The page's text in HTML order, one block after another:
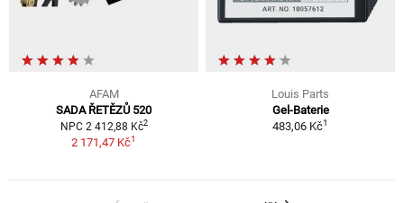
AFAM
SADA ŘETĚZŮ 520
NPC 2 412,88 Kč2
2 171,47 Kč1
Louis Parts
Gel-Baterie
483,06 Kč1